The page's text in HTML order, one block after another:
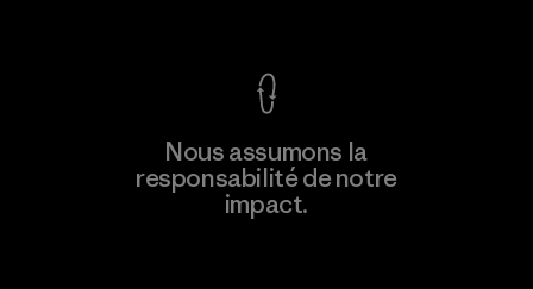
Nous assumons la
responsabilité de notre
impact.